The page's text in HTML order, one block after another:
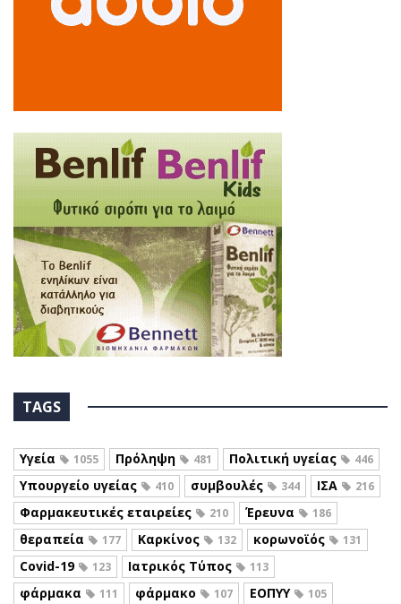
TAGS
Υγεία 1055 Πρόληψη 481 Πολιτική υγείας 446
Υπουργείο υγείας 410 συμβουλές 344 ΙΣΑ 216
Φαρμακευτικές εταιρείες 210 Έρευνα 186
θεραπεία 177 Καρκίνος 132 κορωνοϊός 131
Covid-19 123 Ιατρικός Τύπος 113
φάρμακα 111 φάρμακο 107 ΕΟΠΥΥ 105